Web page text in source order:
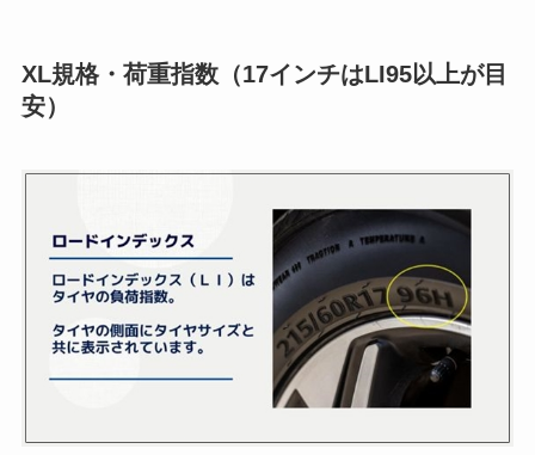
XL規格・荷重指数（17インチはLI95以上が目
安）